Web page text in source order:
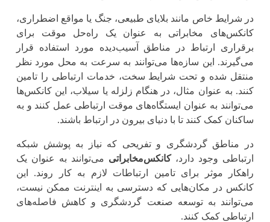
در شرایط خاص مانند بلایای طبیعی، جنگ یا مواقع اضطراری،
کانکس‌های مخابراتی به عنوان یک راه‌حل موقت برای
برقراری ارتباط در مناطق آسیب‌دیده مورد استفاده قرار
می‌گیرند. این سازه‌ها می‌توانند به سرعت به محل مورد نظر
منتقل شده و تحت شرایط سخت، خدمات ارتباطی را تامین
کنند. به ‌عنوان مثال، در هنگام زلزله یا سیلاب، این کانکس‌ها
می‌توانند به ‌عنوان ایستگاه‌های موقت ارتباطی عمل کنند و به
ساکنان کمک کنند تا با دنیای بیرون در ارتباط باشند.
در مناطق گردشگری و تفریحی که نیاز به پوشش شبکه
ارتباطی وجود دارد،کانکس‌مخابراتی می‌توانند به عنوان یک
راهکار موثر برای تامین ارتباطات لازم به کار روند. این
کانکس‌ در مکان‌هایی که دسترسی به اینترنت ممکن نیست،
می‌توانند به توسعه صنعت گردشگری و کاهش فاصله‌های
ارتباطی کمک کنند.